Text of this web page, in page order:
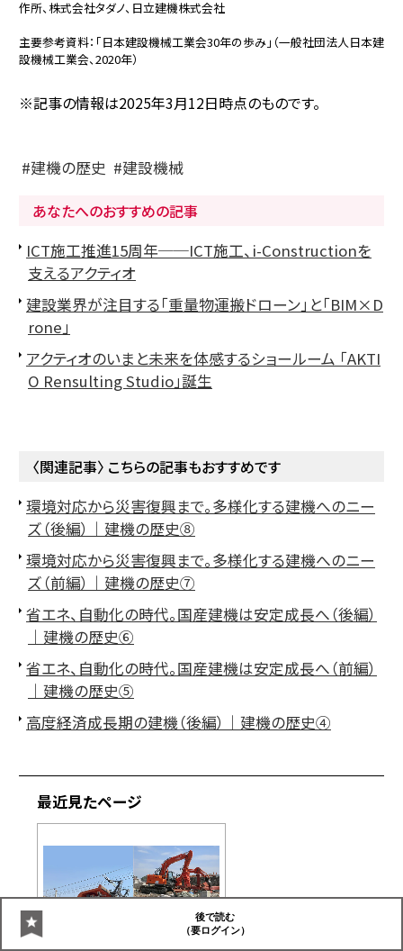
作所、株式会社タダノ、日立建機株式会社
主要参考資料：「日本建設機械工業会30年の歩み」（一般社団法人日本建
設機械工業会、2020年）
※記事の情報は2025年3月12日時点のものです。
建機の歴史
建設機械
あなたへのおすすめの記事
ICT施工推進15周年──ICT施工、i-Constructionを
支えるアクティオ
建設業界が注目する「重量物運搬ドローン」と「BIM×D
rone」
アクティオのいまと未来を体感するショールーム 「AKTI
O Rensulting Studio」誕生
〈関連記事〉 こちらの記事もおすすめです
環境対応から災害復興まで。多様化する建機へのニー
ズ（後編）｜建機の歴史⑧
環境対応から災害復興まで。多様化する建機へのニー
ズ（前編）｜建機の歴史⑦
省エネ、自動化の時代。国産建機は安定成長へ（後編）
｜建機の歴史⑥
省エネ、自動化の時代。国産建機は安定成長へ（前編）
｜建機の歴史⑤
高度経済成長期の建機（後編）｜建機の歴史④
最近見たページ
後で読む
（要ログイン）